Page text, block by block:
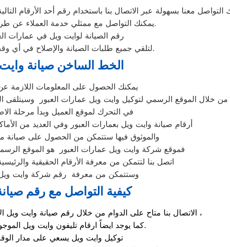
يمكنك التواصل مع ممثلي خدمة العملاء عن طريق ملء استمارتنا، وسيتصلون بك مجانًا.
رقم الصيانة لوايت ويل في عمارات
لتلقي جميع طلبات الصيانة والإصلاح في أي وقت، تواصل معنا لحجز موعد مناسب لك.
الخط الساخن صيانة
يمكنك الحصول على المعلومات اللازمة
من خلال الموقع الرسمي لتوكيل وايت ويل عمارات العبور وسيتلقى
في التحرك لموقع العميل وبدأ مرحلة
أرقام صيانة وايت ويل بعمارات العبور وفي العديد من
والموثوق فيها ستتمكن من الحصول على صيانة
، فموقع شركة وايت ويل عمارات العبور هو الموقع
اتصل بنا لتتمكن من معرفة الأرقام الحقيقية
وستتمكن من معرفة رقم شركة وايت ويل
كيفية التواصل مع رقم
الاتصال بنا متاح على الدوام من خلال رقم صيانة وايت ويل الارضي او بالضغط علي ايقونة الهاتف ثم الاتصال ،
كما يوجد ايضاً ارقام تليفون وايت ويل الموجودة بصفحة التواصل مع عملائنا.
توكيل وايت ويل يسعي على مدار